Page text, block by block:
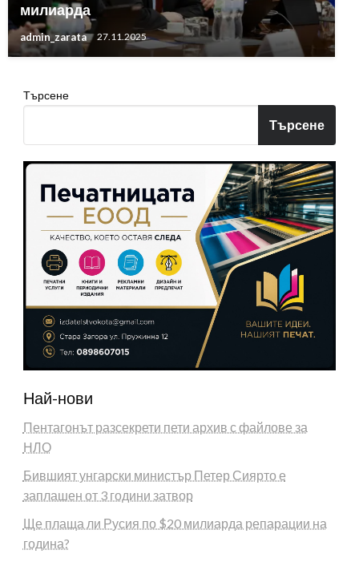
милиарда
admin_zarata 27.11.2025
Търсене
Търсене
Най-нови
Пентагонът разсекрети пети архив с файлове за
НЛО
Бившият унгарски министър Петер Сиярто е
заплашен от 3 години затвор
Ще плаща ли Русия по $20 милиарда репарации на
година?